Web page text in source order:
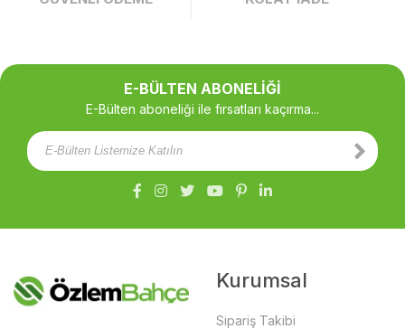
E-BÜLTEN ABONELİĞİ
E-Bülten aboneliği ile fırsatları kaçırma...
Kurumsal
Sipariş Takibi